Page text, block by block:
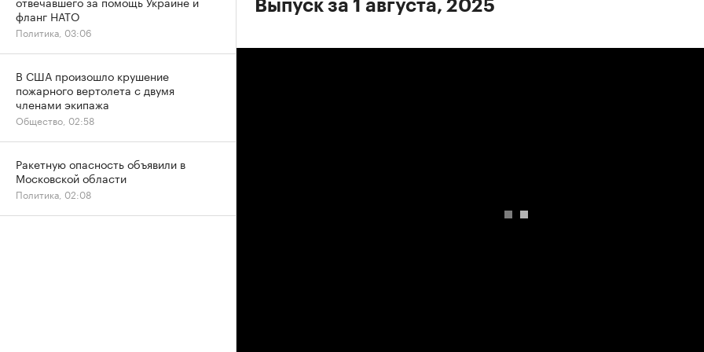
Выпуск за 1 августа, 2025
фланг НАТО
Политика, 03:06
В США произошло крушение
пожарного вертолета с двумя
членами экипажа
Общество, 02:58
Ракетную опасность объявили в
Московской области
Политика, 02:08